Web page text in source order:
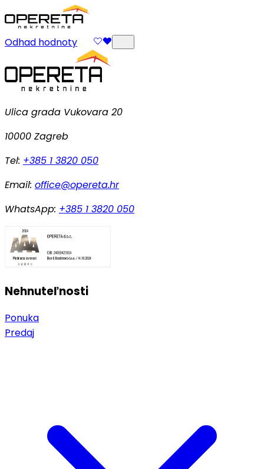
Odhad hodnoty
Ulica grada Vukovara 20
10000 Zagreb
Tel: +385 1 3820 050
Email: office@opereta.hr
WhatsApp: +385 1 3820 050
Nehnuteľnosti
Ponuka
Predaj